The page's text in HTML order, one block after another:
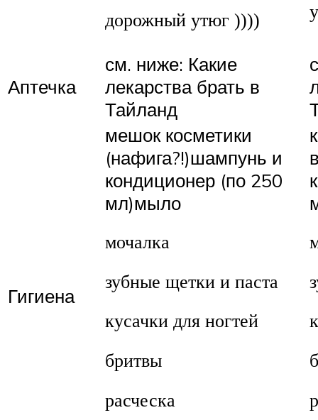
дорожный утюг ))))
Аптечка
см. ниже: Какие
лекарства брать в
Тайланд
Гигиена
мешок косметики
(нафига?!)шампунь и
кондиционер (по 250
мл)мыло
мочалка
зубные щетки и паста
кусачки для ногтей
бритвы
расческа